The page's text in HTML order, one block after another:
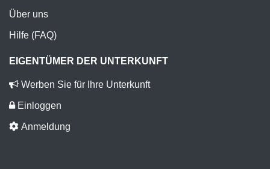
Über uns
Hilfe (FAQ)
EIGENTÜMER DER UNTERKUNFT
Werben Sie für Ihre Unterkunft
Einloggen
Anmeldung